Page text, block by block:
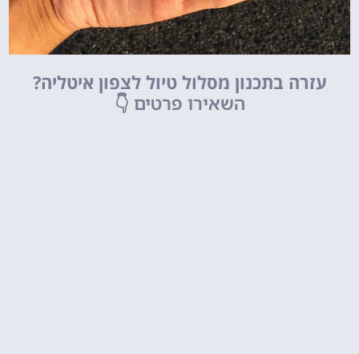
עזרה בתכנון מסלול טיול לצפון איטליה?
השאירו פרטים 👇